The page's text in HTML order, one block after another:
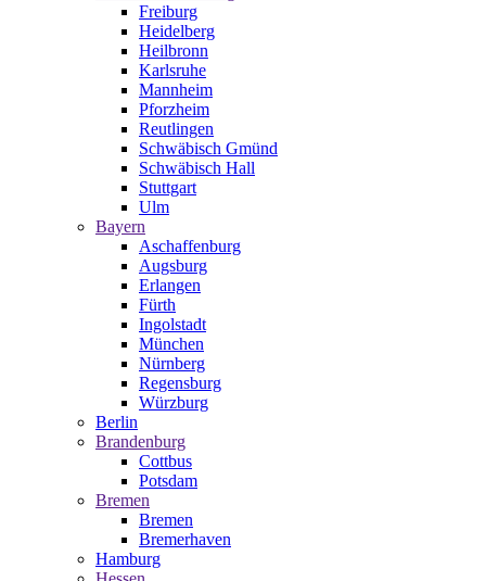
Freiburg
Heidelberg
Heilbronn
Karlsruhe
Mannheim
Pforzheim
Reutlingen
Schwäbisch Gmünd
Schwäbisch Hall
Stuttgart
Ulm
Bayern
Aschaffenburg
Augsburg
Erlangen
Fürth
Ingolstadt
München
Nürnberg
Regensburg
Würzburg
Berlin
Brandenburg
Cottbus
Potsdam
Bremen
Bremen
Bremerhaven
Hamburg